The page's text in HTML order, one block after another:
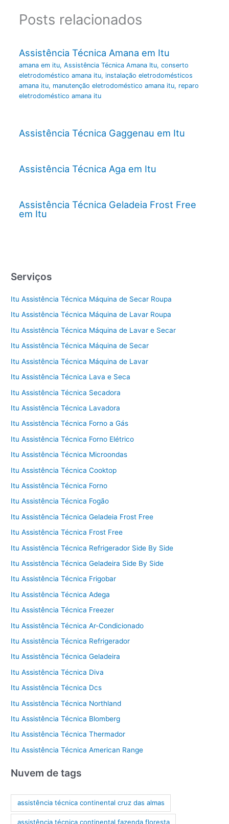
Posts relacionados
Assistência Técnica Amana em Itu
amana em itu, Assistência Técnica Amana Itu, conserto
eletrodoméstico amana itu, instalação eletrodomésticos
amana itu, manutenção eletrodoméstico amana itu, reparo
eletrodoméstico amana itu
Assistência Técnica Gaggenau em Itu
Assistência Técnica Aga em Itu
Assistência Técnica Geladeia Frost Free
em Itu
Serviços
Itu Assistência Técnica Máquina de Secar Roupa
Itu Assistência Técnica Máquina de Lavar Roupa
Itu Assistência Técnica Máquina de Lavar e Secar
Itu Assistência Técnica Máquina de Secar
Itu Assistência Técnica Máquina de Lavar
Itu Assistência Técnica Lava e Seca
Itu Assistência Técnica Secadora
Itu Assistência Técnica Lavadora
Itu Assistência Técnica Forno a Gás
Itu Assistência Técnica Forno Elétrico
Itu Assistência Técnica Microondas
Itu Assistência Técnica Cooktop
Itu Assistência Técnica Forno
Itu Assistência Técnica Fogão
Itu Assistência Técnica Geladeia Frost Free
Itu Assistência Técnica Frost Free
Itu Assistência Técnica Refrigerador Side By Side
Itu Assistência Técnica Geladeira Side By Side
Itu Assistência Técnica Frigobar
Itu Assistência Técnica Adega
Itu Assistência Técnica Freezer
Itu Assistência Técnica Ar-Condicionado
Itu Assistência Técnica Refrigerador
Itu Assistência Técnica Geladeira
Itu Assistência Técnica Diva
Itu Assistência Técnica Dcs
Itu Assistência Técnica Northland
Itu Assistência Técnica Blomberg
Itu Assistência Técnica Thermador
Itu Assistência Técnica American Range
Nuvem de tags
assistência técnica continental cruz das almas
assistência técnica continental fazenda floresta